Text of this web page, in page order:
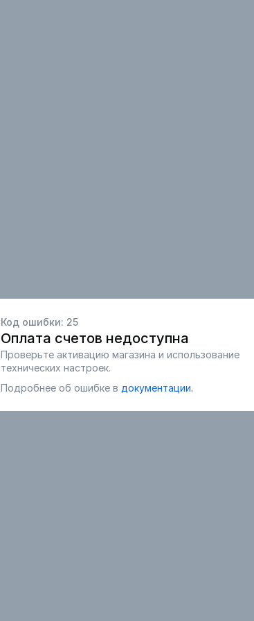
Код ошибки: 25
Оплата счетов недоступна
Проверьте активацию магазина и использование
технических настроек.
Подробнее об ошибке в документации.